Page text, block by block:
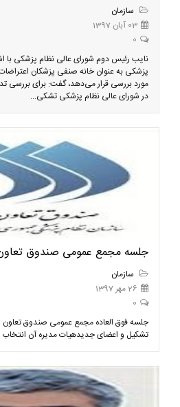
سازمان
03 آبان 1397
0
نایب رئیس دوم شورای عالی نظام پزشکی با
پزشکی به عنوان خانه صنفی پزشکان
مورد بررسی قرار می‌دهد، گفت: برای بررسی
در شورای عالی نظام پزشکی تشکی...
جلسه مجمع عمومی صندوق
سازمان
26 مهر 1397
0
جلسه فوق العاده مجمع عمومی صندوق تعاون
تشکیل و اعضای جدیدهیات مدیره آن